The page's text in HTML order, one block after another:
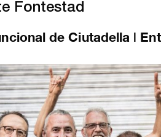
Fontestad
de Ciutadella |